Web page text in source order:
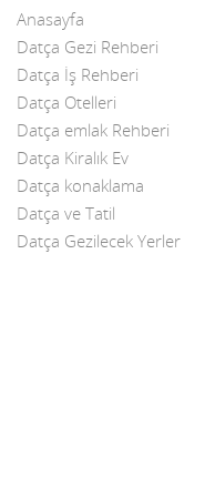
Çelik Kapı
Çiçekçiler
Datça Bademi
Datça Feribot
Datça Köy Ürünleri
Anasayfa
Datça Gezi Rehberi
Datça İş Rehberi
Datça Otelleri
Datça emlak Rehberi
Datça Kiralık Ev
Datça konaklama
Datça ve Tatil
Datça Gezilecek Yerler